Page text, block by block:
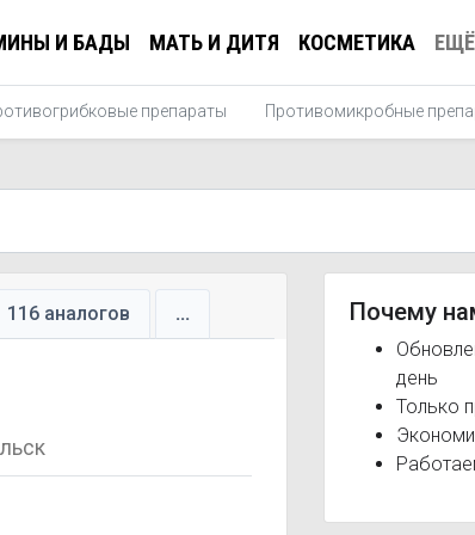
И БАДЫ МАТЬ И ДИТЯ КОСМЕТИКА ЕЩЁ
препараты Противомикробные
116 аналогов ... Почему
день
Только